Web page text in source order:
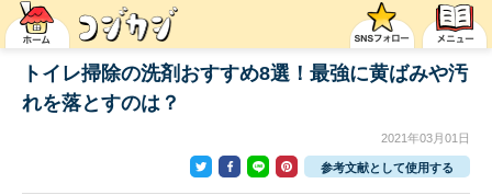
トイレ掃除の洗剤おすすめ8選！最強に黄ばみや汚
れを落とすのは？
2021年03月01日
参考文献として使用する